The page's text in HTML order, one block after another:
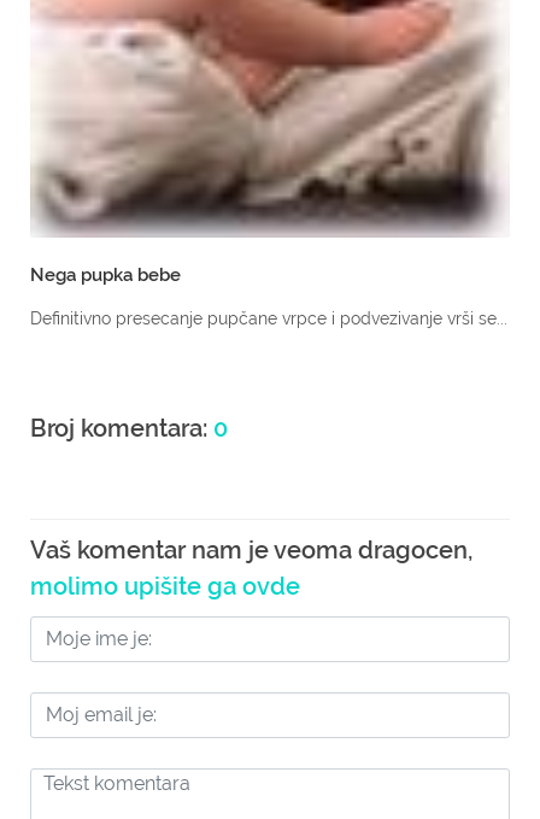
Nega pupka bebe
Definitivno presecanje pupčane vrpce i podvezivanje vrši se...
Broj komentara: 0
Vaš komentar nam je veoma dragocen,
molimo upišite ga ovde